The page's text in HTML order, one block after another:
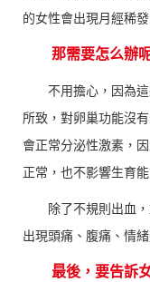
的女性會出現月經稀
那需要怎么辦
不用擔心，因為這
所致，對卵巢功能沒
會正常分泌性激素，
正常，也不影響生育能
除了不規則出血，
出現頭痛、腹痛、情
最後，要告訴女